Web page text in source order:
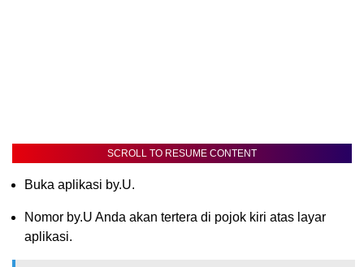
SCROLL TO RESUME CONTENT
Buka aplikasi by.U.
Nomor by.U Anda akan tertera di pojok kiri atas layar
aplikasi.